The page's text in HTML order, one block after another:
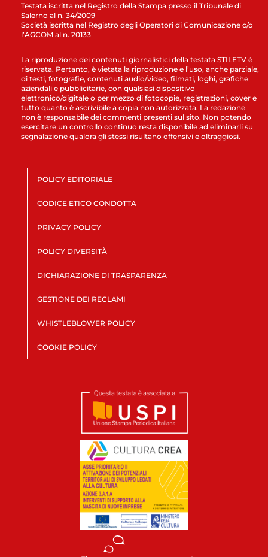
Testata iscritta nel Registro della Stampa presso il Tribunale di
Salerno al n. 34/2009
Società iscritta nel Registro degli Operatori di Comunicazione c/o
l’AGCOM al n. 20133
La riproduzione dei contenuti giornalistici della testata STILETV è
riservata. Pertanto, è vietata la riproduzione e l’uso, anche parziale,
di testi, fotografie, contenuti audio/video, filmati, loghi, grafiche
aziendali e pubblicitarie, con qualsiasi dispositivo
elettronico/digitale o per mezzo di fotocopie, registrazioni, cover e
tutto quanto è ascrivibile a copia non autorizzata. La redazione
non è responsabile dei commenti presenti sul sito. Non potendo
esercitare un controllo continuo resta disponibile ad eliminarli su
segnalazione qualora gli stessi risultano offensivi e oltraggiosi.
POLICY EDITORIALE
CODICE ETICO CONDOTTA
PRIVACY POLICY
POLICY DIVERSITÀ
DICHIARAZIONE DI TRASPARENZA
GESTIONE DEI RECLAMI
WHISTLEBLOWER POLICY
COOKIE POLICY